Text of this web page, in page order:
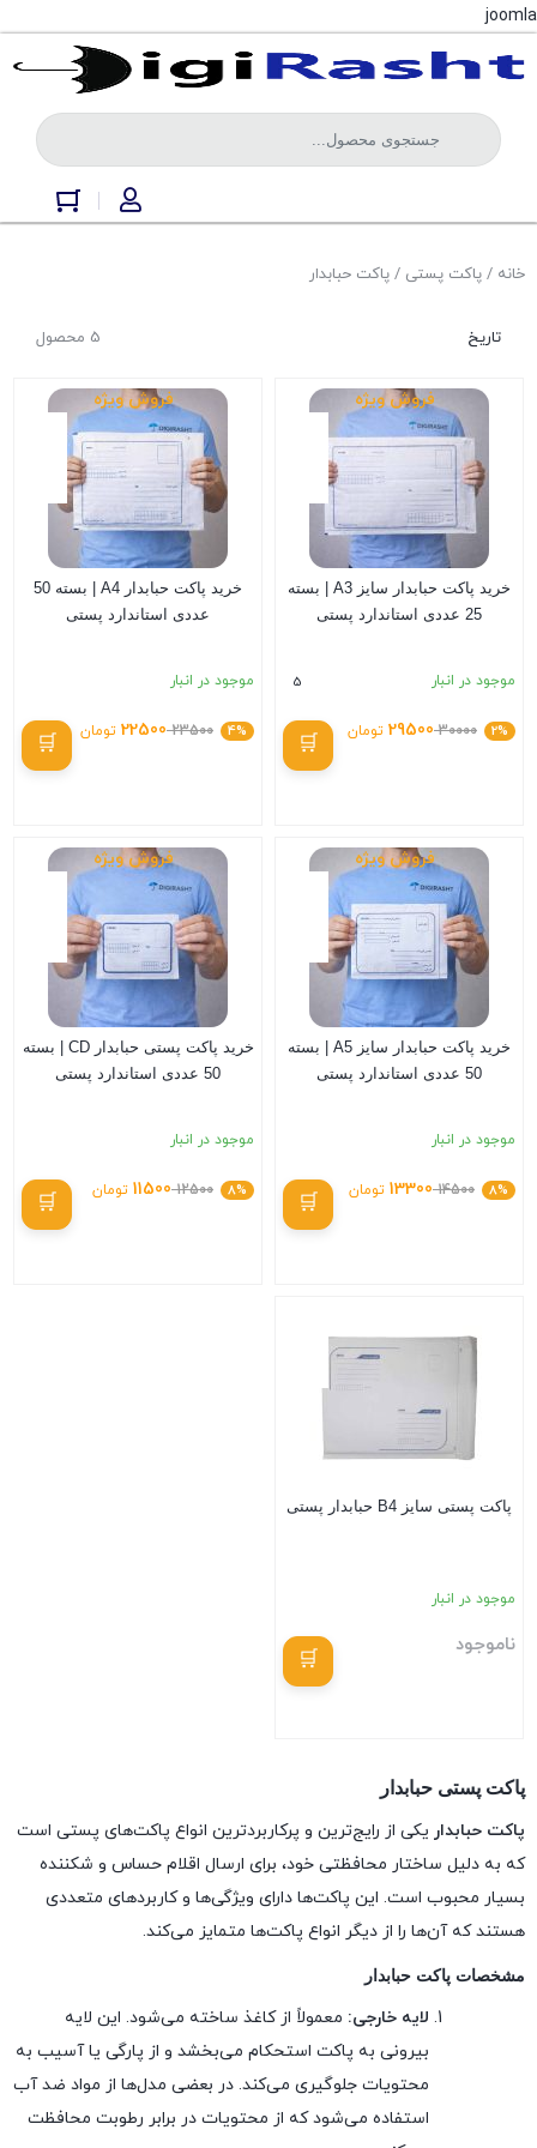
joomla
خانه / پاکت پستی / پاکت حبابدار
5 محصول تاریخ
فروش ویژه
خرید پاکت حبابدار سایز A3 | بسته
25 عددی استاندارد پستی
موجود در انبار 5
2%
30000
29500 تومان
بستن
فروش ویژه
خرید پاکت حبابدار A4 | بسته 50
عددی استاندارد پستی
موجود در انبار
4%
23500
22500 تومان
بستن
فروش ویژه
خرید پاکت حبابدار سایز A5 | بسته
50 عددی استاندارد پستی
موجود در انبار
8%
14500
13300 تومان
فروش ویژه
خرید پاکت پستی حبابدار CD | بسته
50 عددی استاندارد پستی
موجود در انبار
8%
12500
11500 تومان
پاکت پستی سایز B4 حبابدار پستی
موجود در انبار
ناموجود
پاکت پستی حبابدار
پاکت حبابدار یکی از رایج‌ترین و پرکاربردترین انواع پاکت‌های پستی است
که به دلیل ساختار محافظتی خود، برای ارسال اقلام حساس و شکننده
بسیار محبوب است. این پاکت‌ها دارای ویژگی‌ها و کاربردهای متعددی
هستند که آن‌ها را از دیگر انواع پاکت‌ها متمایز می‌کند.
مشخصات پاکت حبابدار
لایه خارجی: معمولاً از کاغذ ساخته می‌شود. این لایه
بیرونی به پاکت استحکام می‌بخشد و از پارگی یا آسیب به
محتویات جلوگیری می‌کند. در بعضی مدل‌ها از مواد ضد آب
استفاده می‌شود که از محتویات در برابر رطوبت محافظت